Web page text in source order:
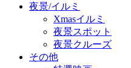
夜景/イルミ
Xmasイルミ
夜景スポット
夜景クルーズ
その他